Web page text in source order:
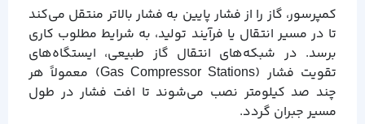
کمپرسور، گاز را از فشار پایین به فشار بالاتر منتقل می‌کند
تا در مسیر انتقال یا فرآیند تولید، به شرایط مطلوب کاری
برسد. در شبکه‌های انتقال گاز طبیعی، ایستگاه‌های
تقویت فشار (Gas Compressor Stations) معمولاً هر
چند صد کیلومتر نصب می‌شوند تا افت فشار در طول
مسیر جبران گردد.